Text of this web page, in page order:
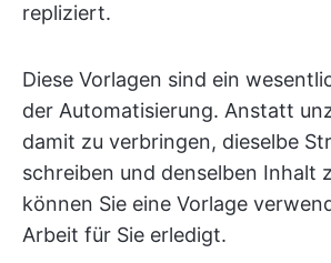
repliziert.
Diese Vorlagen sind ein
der Automatisierung. Anstatt
damit zu verbringen, dieselbe
schreiben und denselben Inhalt
können Sie eine Vorlage
Arbeit für Sie erledigt.